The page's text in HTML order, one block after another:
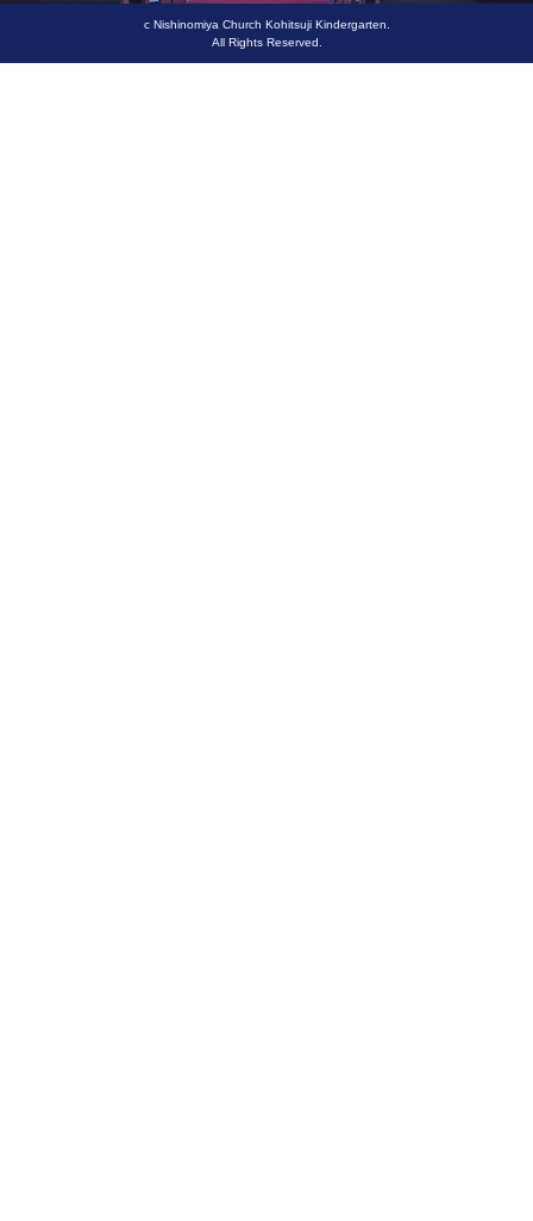
c Nishinomiya Church Kohitsuji Kindergarten.
All Rights Reserved.